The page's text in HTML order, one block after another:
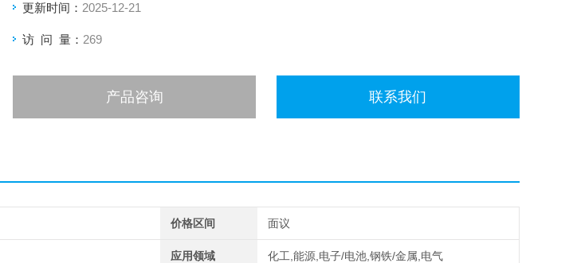
品。
更新时间： 2025-12-21
访 问 量： 269
产品咨询 联系我们
价格区间 面议
应用领域 化工,能源,电子/电池,钢铁/金属,电气